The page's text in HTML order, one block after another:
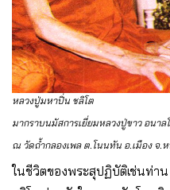
หลวงปู่มหาปิ่น ชลิโต
มากราบนมัสการเยี่ยมหลวงปู่ขาว อนาล
ณ วัดถ้ำกลองเพล ต.โนนทัน อ.เมือง จ.
ในชีวิตของพระสุปฏิบัติเช่นท่